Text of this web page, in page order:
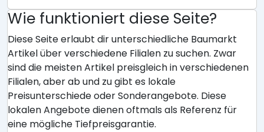
Wie funktioniert diese Seite?
Diese Seite erlaubt dir unterschiedliche Baumarkt
Artikel über verschiedene Filialen zu suchen. Zwar
sind die meisten Artikel preisgleich in verschiedenen
Filialen, aber ab und zu gibt es lokale
Preisunterschiede oder Sonderangebote. Diese
lokalen Angebote dienen oftmals als Referenz für
eine mögliche Tiefpreisgarantie.